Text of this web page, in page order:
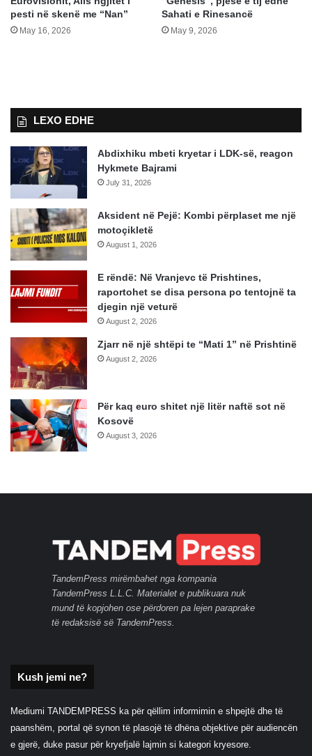
pesti në skenë me “Nan”
May 16, 2026
Sahati e Rinesancë
May 9, 2026
LEXO EDHE
Abdixhiku mbeti kryetar i LDK-së, reagon
Hykmete Bajrami
July 31, 2026
Aksident në Pejë: Kombi përplaset me një
motoçikletë
August 1, 2026
E rëndë: Në Vranjevc të Prishtines,
raportohet se disa persona po tentojnë ta
djegin një veturë
August 2, 2026
Zjarr në një shtëpi te “Mati 1” në Prishtinë
August 2, 2026
Për kaq euro shitet një litër naftë sot në
Kosovë
August 3, 2026
TandemPress mirëmbahet nga kompania
TandemPress L.L.C. Materialet e publikuara nuk
mund të kopjohen ose përdoren pa lejen paraprake
të redaksisë së TandemPress.
Kush jemi ne?
Mediumi TANDEMPRESS ka për qëllim informimin e shpejtë dhe të
paanshëm, portal që synon të plasojë të dhëna objektive për audiencën
e gjerë, duke pasur për kryefjalë lajmin si kategori kryesore.